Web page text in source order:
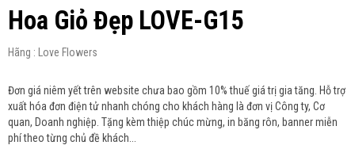
Hoa Giỏ Đẹp LOVE-G15
Hãng : Love Flowers
Đơn giá niêm yết trên website chưa bao gồm 10% thuế giá trị gia tăng. Hỗ trợ
xuất hóa đơn điện tử nhanh chóng cho khách hàng là đơn vị Công ty, Cơ
quan, Doanh nghiệp. Tặng kèm thiệp chúc mừng, in băng rôn, banner miễn
phí theo từng chủ đề khách...